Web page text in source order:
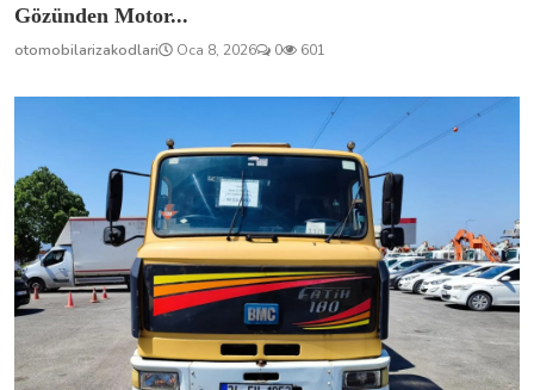
Gözünden Motor...
otomobilarizakodlari Oca 8, 2026 0 601